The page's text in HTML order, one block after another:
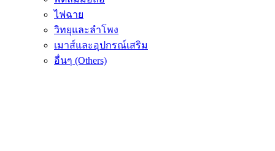
ไฟฉาย
วิทยุและลำโพง
เมาส์และอุปกรณ์เสริม
อื่นๆ (Others)